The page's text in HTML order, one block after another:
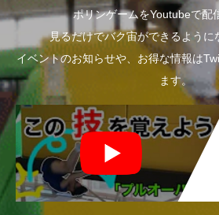
ポリンゲームをYoutubeで配
見るだけでバク宙ができるように
イベントのお知らせや、お得な情報は
ます。